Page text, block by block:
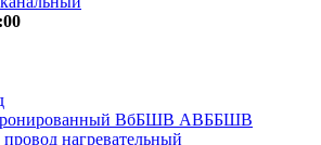
ВбБШВ АВББШВ
нагревательный